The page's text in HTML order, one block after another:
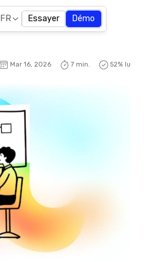
FR Essayer Démo
Mar 16, 2026 7 min. 52% lu